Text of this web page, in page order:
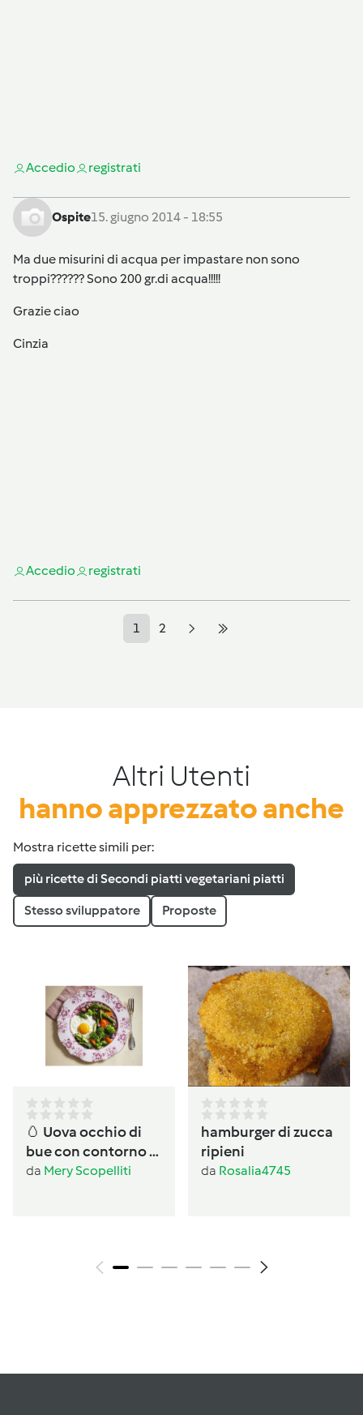
Accedio registrati
Ospite15. giugno 2014 - 18:55
Ma due misurini di acqua per impastare non sono
troppi?????? Sono 200 gr.di acqua!!!!!
Grazie ciao
Cinzia
Accedio registrati
1 2
Altri Utenti
hanno apprezzato anche
Mostra ricette simili per:
più ricette di Secondi piatti vegetariani piatti
Stesso sviluppatore Proposte
🥚 Uova occhio di
bue con contorno di
verdure al Varoma
da Mery Scopelliti
hamburger di zucca
ripieni
da Rosalia4745